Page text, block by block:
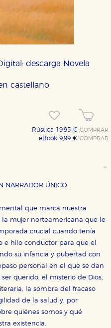
descarga Novela
castellano
Rústica 19,95 €COMPRAR
eBook 9,99 €COMPRAR
NARRADOR ÚNICO.
que marca nuestra
la mujer norteamericana que le
crucial cuando tenía
e hilo conductor para que el
su infancia y pubertad con
personal en el que se dan
querido, el misterio de Dios,
la sombra del fracaso
de la salud y, por
quiénes somos y qué
existencia.